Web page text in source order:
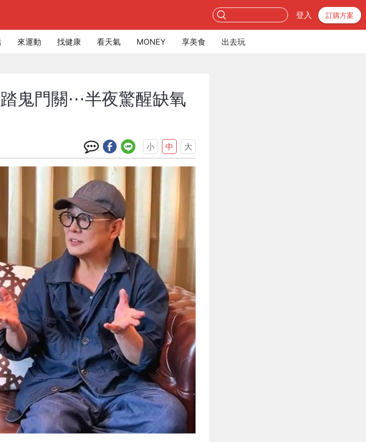
登入 訂購方案
來運動 找健康 看天氣 MONEY 享美食 出去玩
鬼門關⋯半夜驚醒缺氧
小 中 大